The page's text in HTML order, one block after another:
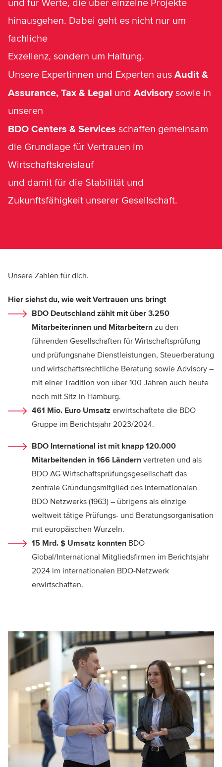
und für Werte, die über einzelne Projekte
hinausgehen. Dabei geht es nicht nur um
fachliche
Exzellenz, sondern um Haltung.
Unsere Expertinnen und Experten aus Audit &
Assurance, Tax & Legal und Advisorysowie in
unseren
BDO Centers & Services schaffen gemeinsam
die Grundlage für Vertrauen im
Wirtschaftskreislauf
und damit für die Stabilität und
Zukunftsfähigkeit unserer Gesellschaft.
Unsere Zahlen für dich.
Hier siehst du, wie weit Vertrauen uns bringt
BDO Deutschland zählt mit über 3.250
Mitarbeiterinnen und Mitarbeitern zu den
führenden Gesellschaften für Wirtschaftsprüfung
und prüfungsnahe Dienstleistungen, Steuerberatung
und wirtschaftsrechtliche Beratung sowie Advisory –
mit einer Tradition von über 100 Jahren auch heute
noch mit Sitz in Hamburg.
461 Mio. Euro Umsatz erwirtschaftete die BDO
Gruppe im Berichtsjahr 2023/2024.
BDO International ist mit knapp 120.000
Mitarbeitenden in 166 Ländern vertreten und als
BDO AG Wirtschaftsprüfungsgesellschaft das
zentrale Gründungsmitglied des internationalen
BDO Netzwerks (1963) – übrigens als einzige
weltweit tätige Prüfungs- und Beratungsorganisation
mit europäischen Wurzeln.
15 Mrd. $ Umsatz konnten BDO
Global/International Mitgliedsfirmen im Berichtsjahr
2024 im internationalen BDO-Netzwerk
erwirtschaften.